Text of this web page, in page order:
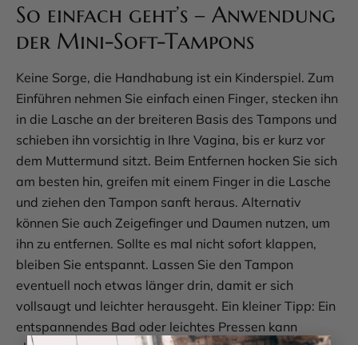
So einfach geht’s – Anwendung
der Mini-Soft-Tampons
Keine Sorge, die Handhabung ist ein Kinderspiel. Zum
Einführen nehmen Sie einfach einen Finger, stecken ihn
in die Lasche an der breiteren Basis des Tampons und
schieben ihn vorsichtig in Ihre Vagina, bis er kurz vor
dem Muttermund sitzt. Beim Entfernen hocken Sie sich
am besten hin, greifen mit einem Finger in die Lasche
und ziehen den Tampon sanft heraus. Alternativ
können Sie auch Zeigefinger und Daumen nutzen, um
ihn zu entfernen. Sollte es mal nicht sofort klappen,
bleiben Sie entspannt. Lassen Sie den Tampon
eventuell noch etwas länger drin, damit er sich
vollsaugt und leichter herausgeht. Ein kleiner Tipp: Ein
entspannendes Bad oder leichtes Pressen kann